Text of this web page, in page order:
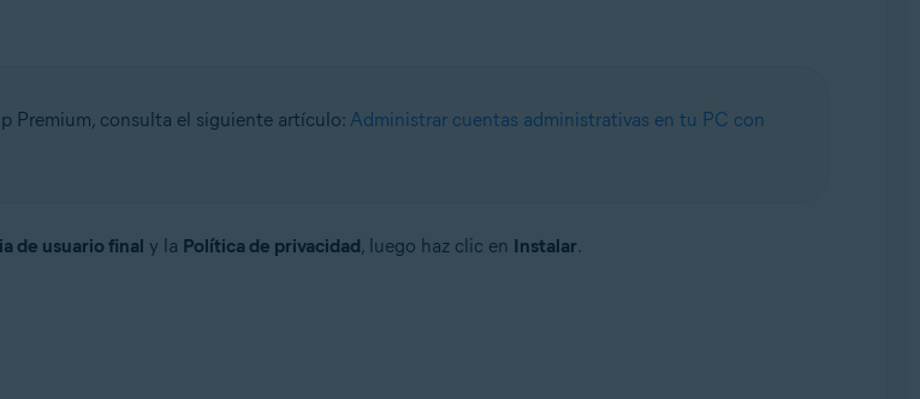
Premium, consulta el siguiente artículo: Administrar cuentas administrativas en tu PC con
de usuario final y la Política de privacidad, luego haz clic en Instalar.